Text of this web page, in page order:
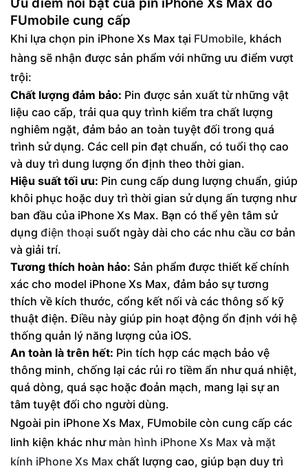
FUmobile cung cấp
Khi lựa chọn pin iPhone Xs Max tại FUmobile, khách
hàng sẽ nhận được sản phẩm với những ưu điểm vượt
trội:
Chất lượng đảm bảo: Pin được sản xuất từ những vật
liệu cao cấp, trải qua quy trình kiểm tra chất lượng
nghiêm ngặt, đảm bảo an toàn tuyệt đối trong quá
trình sử dụng. Các cell pin đạt chuẩn, có tuổi thọ cao
và duy trì dung lượng ổn định theo thời gian.
Hiệu suất tối ưu: Pin cung cấp dung lượng chuẩn, giúp
khôi phục hoặc duy trì thời gian sử dụng ấn tượng như
ban đầu của iPhone Xs Max. Bạn có thể yên tâm sử
dụng điện thoại suốt ngày dài cho các nhu cầu cơ bản
và giải trí.
Tương thích hoàn hảo: Sản phẩm được thiết kế chính
xác cho model iPhone Xs Max, đảm bảo sự tương
thích về kích thước, cổng kết nối và các thông số kỹ
thuật điện. Điều này giúp pin hoạt động ổn định với hệ
thống quản lý năng lượng của iOS.
An toàn là trên hết: Pin tích hợp các mạch bảo vệ
thông minh, chống lại các rủi ro tiềm ẩn như quá nhiệt,
quá dòng, quá sạc hoặc đoản mạch, mang lại sự an
tâm tuyệt đối cho người dùng.
Ngoài pin iPhone Xs Max, FUmobile còn cung cấp các
linh kiện khác như màn hình iPhone Xs Max và mặt
kính iPhone Xs Max chất lượng cao, giúp bạn duy trì